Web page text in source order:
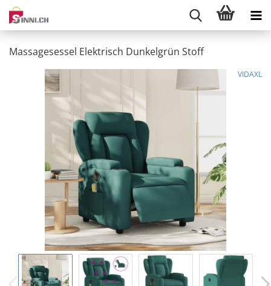
Massagesessel Elektrisch Dunkelgrün Stoff
VIDAXL